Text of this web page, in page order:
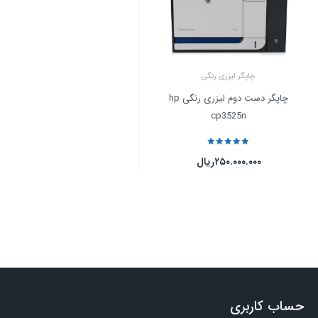
چاپگر لیزری رنگی
چاپگر دست دوم لیزری رنگی hp
cp3525n
ریال۲۵۰.۰۰۰.۰۰۰
حساب کاربری